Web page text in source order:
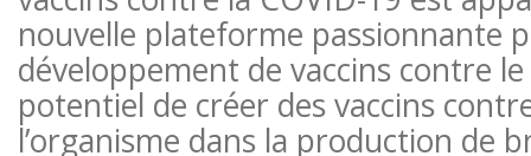
nouvelle plateforme passionnante
développement de vaccins contre le
potentiel de créer des vaccins
l’organisme dans la production de